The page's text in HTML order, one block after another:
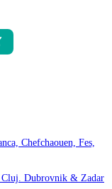
Chefchaouen, Fes,
Cluj. Dubrovnik & Zadar